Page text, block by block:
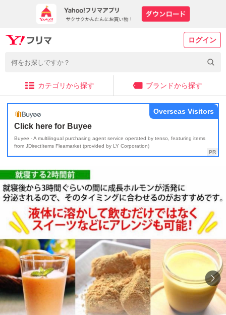
ログイン
カテゴリから探す ブランドから探す
Click here for Buyee
Buyee - A multilingual purchasing agent service operated by tenso, featuring items
from JDirectItems Fleamarket (provided by LY Corporation)
Overseas Visitors